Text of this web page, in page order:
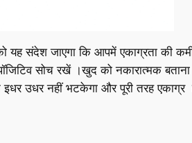
संदेश जाएगा कि आपमें एकाग्रता की
सोच रखें ।खुद को नकारात्मक
उधर नहीं भटकेगा और पूरी तरह एकाग्र